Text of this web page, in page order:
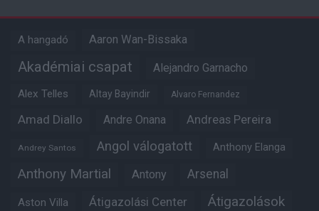
A hangadó Aaron Wan-Bissaka
Akadémiai csapat Alejandro Garnacho
Alex Telles Altay Bayindir Alvaro Fernandez
Amad Diallo Andre Onana Andreas Pereira
Andrey Santos Angol válogatott Anthony Elanga
Anthony Martial Antony Arsenal
Aston Villa Átigazolási Center Átigazolások